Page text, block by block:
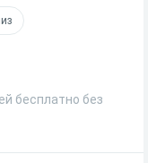
бесплатно без